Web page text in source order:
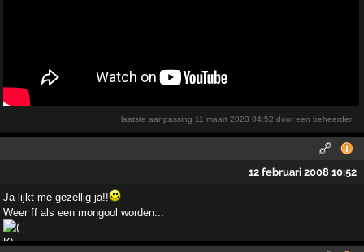
laatste aanpassing 11 maart 2023 04:52 door een beheerder
12 februari 2008 10:52
Ja lijkt me gezellig ja!!
Weer ff als een mongool worden...